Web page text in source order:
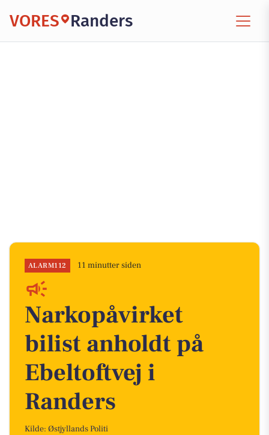
VORES Randers
ALARM112 11 minutter siden
Narkopåvirket
bilist anholdt på
Ebeltoftvej i
Randers
Kilde: Østjyllands Politi